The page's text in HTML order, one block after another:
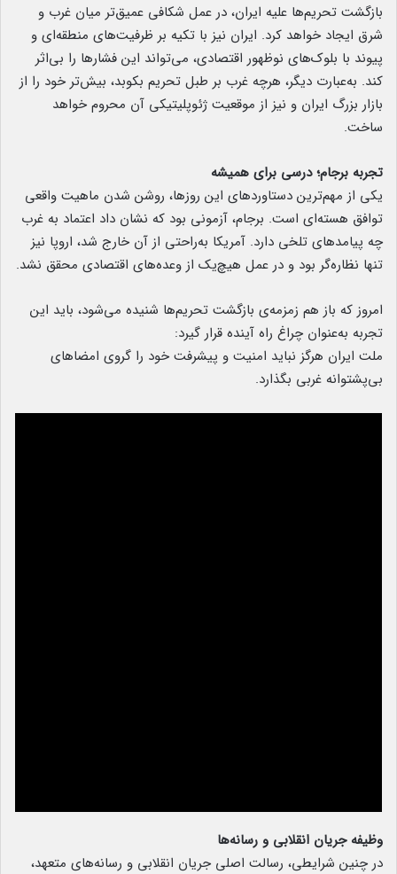
بازگشت تحریم‌ها علیه ایران، در عمل شکافی عمیق‌تر میان غرب و
شرق ایجاد خواهد کرد. ایران نیز با تکیه بر ظرفیت‌های منطقه‌ای و
پیوند با بلوک‌های نوظهور اقتصادی، می‌تواند این فشارها را بی‌اثر
کند. به‌عبارت دیگر، هرچه غرب بر طبل تحریم بکوبد، بیش‌تر خود را از
بازار بزرگ ایران و نیز از موقعیت ژئوپلیتیکی آن محروم خواهد
ساخت.
تجربه برجام؛ درسی برای همیشه
یکی از مهم‌ترین دستاوردهای این روزها، روشن شدن ماهیت واقعی
توافق هسته‌ای است. برجام، آزمونی بود که نشان داد اعتماد به غرب
چه پیامدهای تلخی دارد. آمریکا به‌راحتی از آن خارج شد، اروپا نیز
تنها نظاره‌گر بود و در عمل هیچ‌یک از وعده‌های اقتصادی محقق نشد.
امروز که باز هم زمزمه‌ی بازگشت تحریم‌ها شنیده می‌شود، باید این
تجربه به‌عنوان چراغ راه آینده قرار گیرد:
ملت ایران هرگز نباید امنیت و پیشرفت خود را گروی امضاهای
بی‌پشتوانه غربی بگذارد.
وظیفه جریان انقلابی و رسانه‌ها
در چنین شرایطی، رسالت اصلی جریان انقلابی و رسانه‌های متعهد،